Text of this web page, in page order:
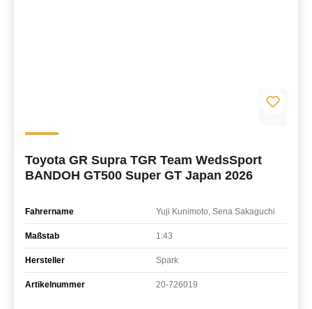
Toyota GR Supra TGR Team WedsSport
BANDOH GT500 Super GT Japan 2026
Fahrername Yuji Kunimoto, Sena Sakaguchi
Maßstab 1:43
Hersteller Spark
Artikelnummer 20-726019